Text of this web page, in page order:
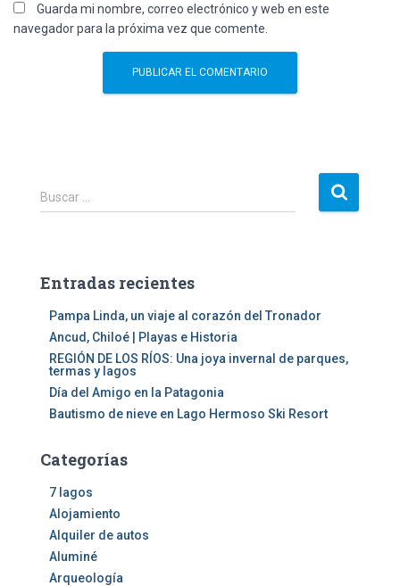
Guarda mi nombre, correo electrónico y web en este
navegador para la próxima vez que comente.
B
u
r
Buscar …
Entradas recientes
Pampa Linda, un viaje al corazón del Tronador
Ancud, Chiloé | Playas e Historia
REGIÓN DE LOS RÍOS: Una joya invernal de parques,
termas y lagos
Día del Amigo en la Patagonia
Bautismo de nieve en Lago Hermoso Ski Resort
Categorías
7 lagos
Alojamiento
Alquiler de autos
Aluminé
Arqueología